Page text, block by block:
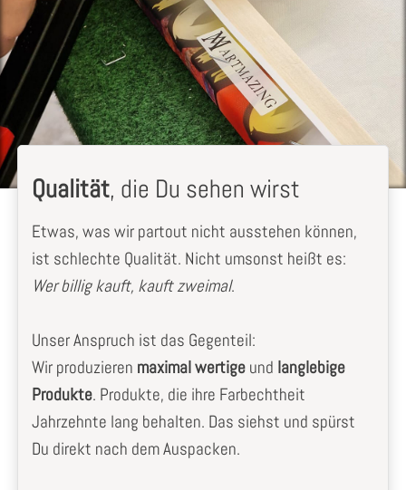
Qualität, die Du sehen wirst
Etwas, was wir partout nicht ausstehen können,
ist schlechte Qualität. Nicht umsonst heißt es:
Wer billig kauft, kauft zweimal.
Unser Anspruch ist das Gegenteil:
Wir produzieren maximal wertigeund langlebige
Produkte. Produkte, die ihre Farbechtheit
Jahrzehnte lang behalten. Das siehst und spürst
Du direkt nach dem Auspacken.